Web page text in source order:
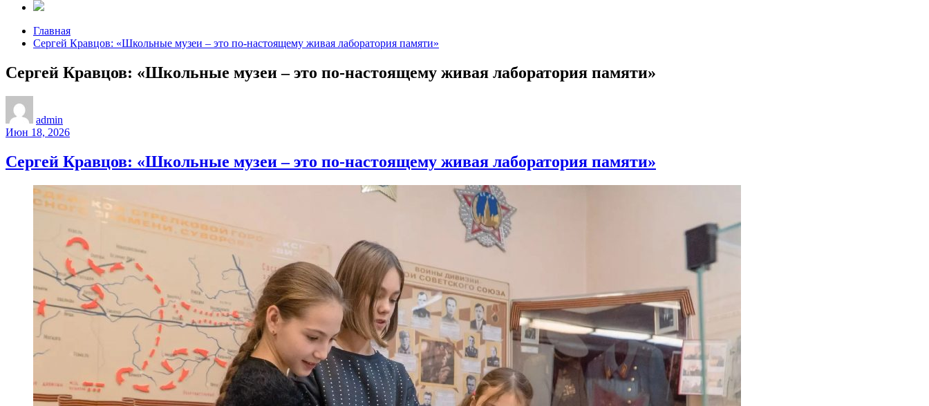
Главная
Сергей Кравцов: «Школьные музеи – это по-настоящему живая лаборатория памяти»
Сергей Кравцов: «Школьные музеи – это по-настоящему живая лаборатория памяти»
admin
Июн 18, 2026
Сергей Кравцов: «Школьные музеи – это по-настоящему живая лаборатория памяти»